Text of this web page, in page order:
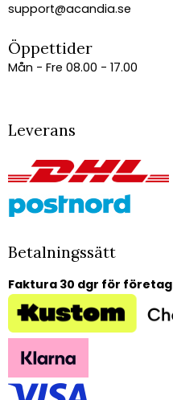
support@acandia.se
Öppettider
Mån - Fre 08.00 - 17.00
Leverans
Betalningssätt
Faktura 30 dgr för företag